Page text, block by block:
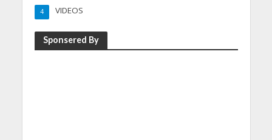
VIDEOS
4
Sponsered By